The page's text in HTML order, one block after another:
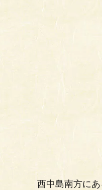
西中島南方にあ